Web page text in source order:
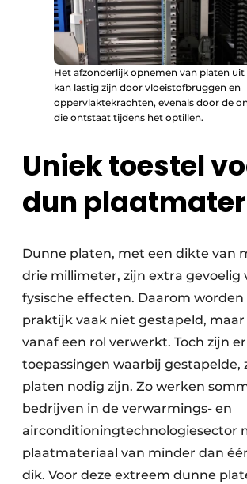
Het afzonderlijk opnemen van platen uit
kan lastig zijn door vloeistofbruggen en
oppervlaktekrachten, evenals door de
die ontstaat tijdens het optillen.
Uniek toestel
dun
Dunne platen, met een dikte van
drie millimeter, zijn extra gevoelig
fysische effecten. Daarom worden
praktijk vaak niet gestapeld,
vanaf een rol verwerkt. Toch zijn er
toepassingen waarbij gestapelde,
platen nodig zijn. Zo werken
bedrijven in de verwarmings- en
airconditioningtechnologiesector
plaatmateriaal van minder dan
dik. Voor deze extreem dunne